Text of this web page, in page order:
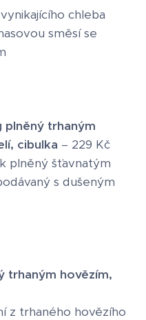
chleba
směsí se
trhaným
cibulka – 229 Kč
plněný šťavnatým
s dušeným
trhaným hovězím,
z trhaného hovězího